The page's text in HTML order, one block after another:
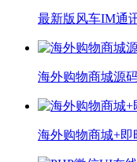
最新版风车IM通
海外购物商城源
海外购物商城+